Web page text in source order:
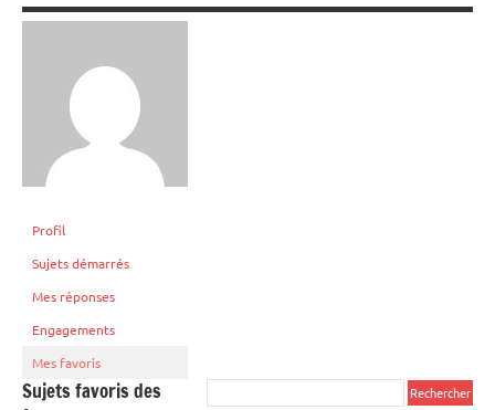
Profil
Sujets démarrés
Mes réponses
Engagements
Mes favoris
Sujets favoris des